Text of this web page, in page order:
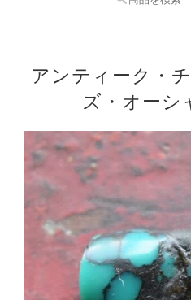
アンティーク・
ズ・オーシ